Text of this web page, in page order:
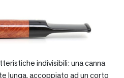
indivisibili: una canna
lunga, accoppiato ad un corto